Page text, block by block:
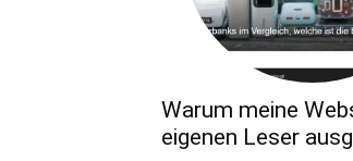
Warum meine
eigenen Leser